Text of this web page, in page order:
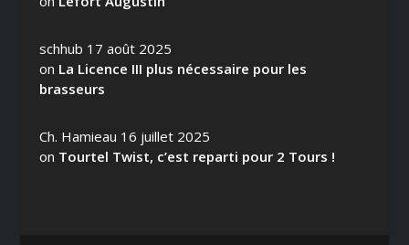
schhub 17 août 2025
on La Licence III plus nécessaire pour les
brasseurs
Ch. Hamieau 16 juillet 2025
on Tourtel Twist, c’est reparti pour 2 Tours !